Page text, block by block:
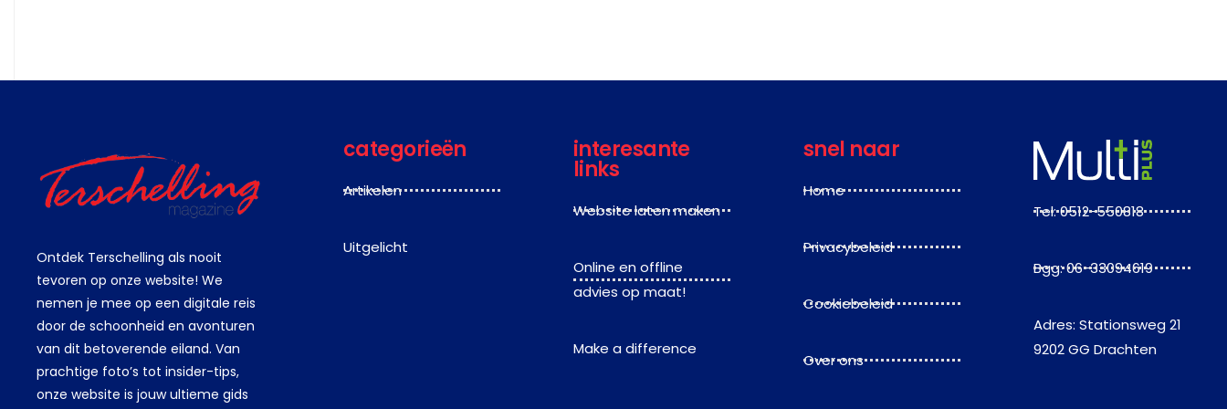
Ontdek Terschelling als nooit
tevoren op onze website! We
nemen je mee op een digitale reis
door de schoonheid en avonturen
van dit betoverende eiland. Van
prachtige foto’s tot insider-tips,
onze website is jouw ultieme gids
categorieën
Artikelen
Uitgelicht
interesante
links
Website laten maken
Online en offline
advies op maat!
Make a difference
snel naar
Home
Privacybeleid
Cookiebeleid
Over ons
Tel: 0512-550818
Bgg: 06-33094619
Adres: Stationsweg 21
9202 GG Drachten